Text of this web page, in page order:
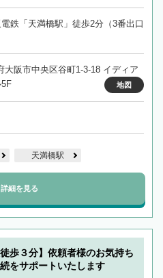
鉄「天満橋駅」徒歩2分（3番出口
大阪市中央区谷町1-3-18 イディア
地図
天満橋駅
詳細を見る
歩３分】依頼者様のお気持ち
をサポートいたします